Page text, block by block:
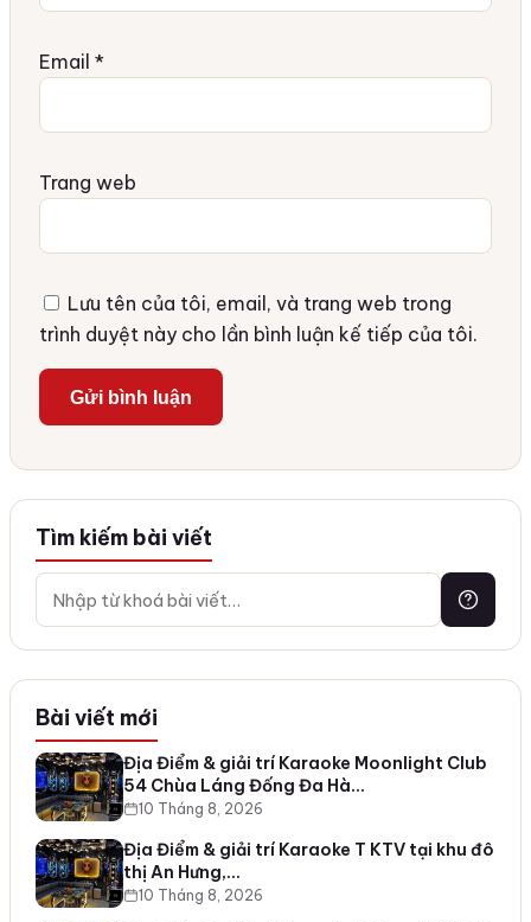
Email *
Trang web
Lưu tên của tôi, email, và trang web trong
trình duyệt này cho lần bình luận kế tiếp của tôi.
Tìm kiếm bài viết
Bài viết mới
Địa Điểm & giải trí Karaoke Moonlight Club
54 Chùa Láng Đống Đa Hà…
10 Tháng 8, 2026
Địa Điểm & giải trí Karaoke T KTV tại khu đô
thị An Hưng,…
10 Tháng 8, 2026